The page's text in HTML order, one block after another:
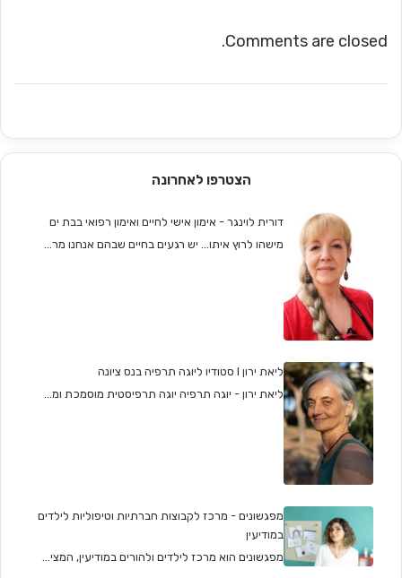
Comments are closed.
הצטרפו לאחרונה
דורית לוינגר - אימון אישי לחיים ואימון רפואי בבת ים
מישהו לרוץ איתו... יש רגעים בחיים שבהם אנחנו מר...
ליאת ירון I סטודיו ליוגה תרפיה בנס ציונה
ליאת ירון - יוגה תרפיה יוגה תרפיסטית מוסמכת ומ...
מפגשונים - מרכז לקבוצות חברתיות וטיפוליות לילדים
במודיעין
מפגשונים הוא מרכז לילדים ולהורים במודיעין, המצי...